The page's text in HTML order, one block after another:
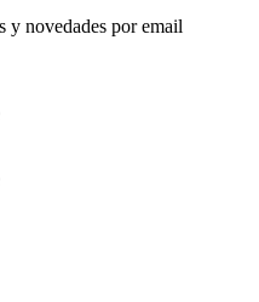
y novedades por email